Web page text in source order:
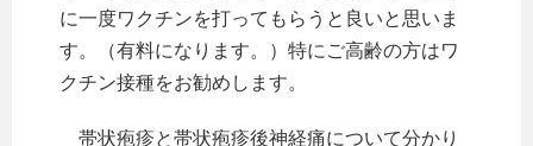
に一度ワクチンを打ってもらうと良いと思いま
す。（有料になります。）特にご高齢の方はワ
クチン接種をお勧めします。
帯状疱疹と帯状疱疹後神経痛について分かり